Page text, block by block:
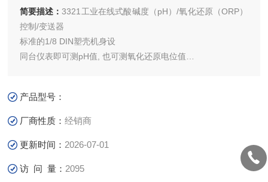
简要描述：3321工业在线式酸碱度（pH）/氧化还原（ORP）
控制/变送器
标准的1/8 DIN塑壳机身设
同台仪表即可测pH值, 也可测氧化还原电位值
产品型号：
厂商性质：经销商
更新时间： 2026-07-01
访 问 量： 2095